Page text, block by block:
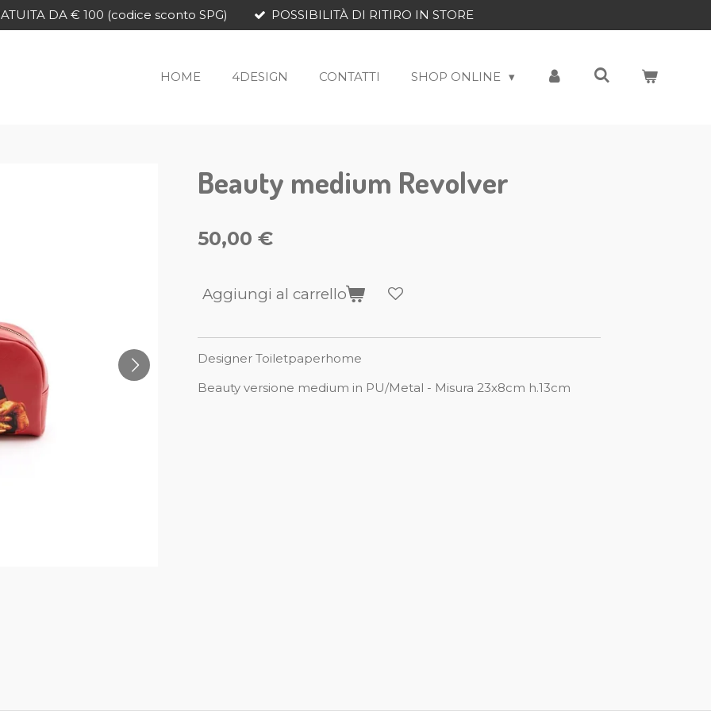
DA € 100 (codice sconto SPG) POSSIBILITÀ DI RITIRO IN STORE
HOME 4DESIGN CONTATTI SHOP ONLINE
Beauty medium Revolver
50,00 €
Aggiungi al carrello
Designer Toiletpaperhome
Beauty versione medium in PU/Metal - Misura 23x8cm h.13cm